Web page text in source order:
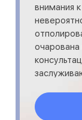
внимания